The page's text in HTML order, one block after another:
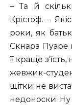
– Та й
Крістоф. –
роки, як
Скнара Пуаре
її краще
жевжик-
щітки не
недоноски. Ну